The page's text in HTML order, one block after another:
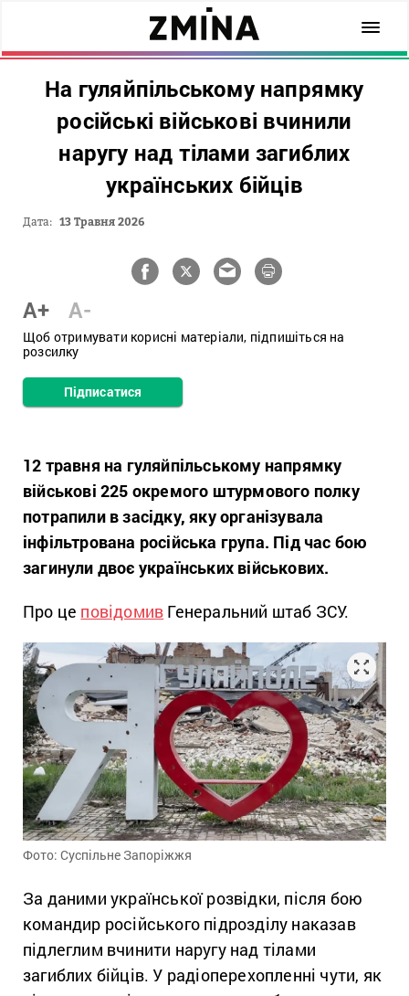
На гуляйпільському напрямку
російські військові вчинили
наругу над тілами загиблих
українських бійців
Дата: 13 Травня 2026
A+ A-
Щоб отримувати корисні матеріали, підпишіться на
розсилку
Підписатися
12 травня на гуляйпільському напрямку
військові 225 окремого штурмового полку
потрапили в засідку, яку організувала
інфільтрована російська група. Під час бою
загинули двоє українських військових.
Про це повідомив Генеральний штаб ЗСУ.
Фото: Суспільне Запоріжжя
За даними української розвідки, після бою
командир російського підрозділу наказав
підлеглим вчинити наругу над тілами
загиблих бійців. У радіоперехопленні чути, як